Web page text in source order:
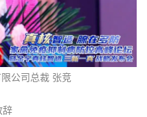
公司总裁 张竞
辞